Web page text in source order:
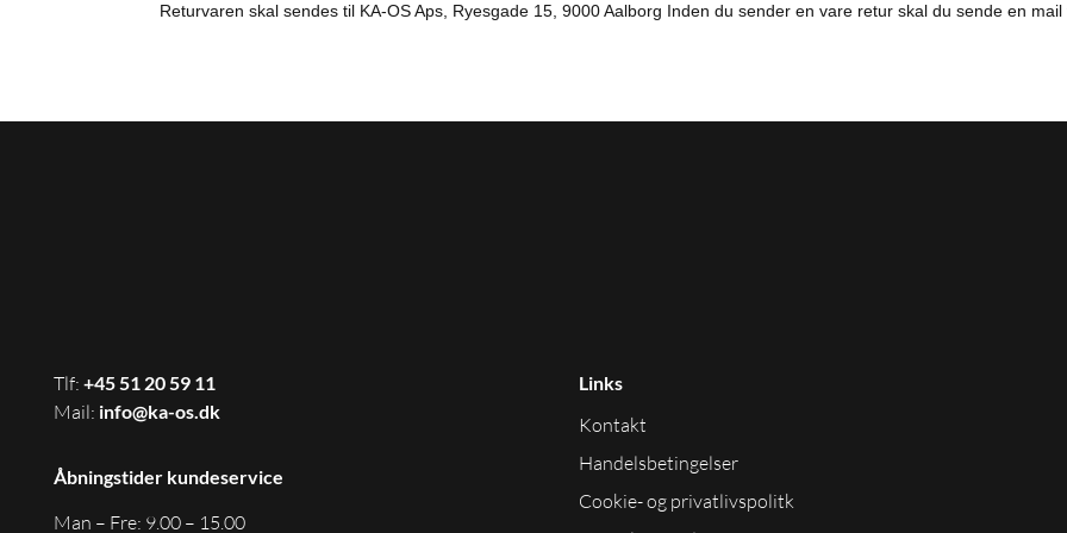
Returvaren skal sendes til KA-OS Aps, Ryesgade 15, 9000 Aalborg Inden du sender en vare retur skal du sende en mail
Tlf: +45 51 20 59 11
Mail: info@ka-os.dk
Åbningstider kundeservice
Man – Fre: 9.00 – 15.00
Links
Kontakt
Handelsbetingelser
Cookie- og privatlivspolitk